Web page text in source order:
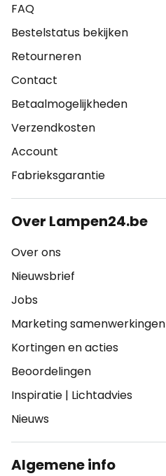
FAQ
Bestelstatus bekijken
Retourneren
Contact
Betaalmogelijkheden
Verzendkosten
Account
Fabrieksgarantie
Over Lampen24.be
Over ons
Nieuwsbrief
Jobs
Marketing samenwerkingen
Kortingen en acties
Beoordelingen
Inspiratie | Lichtadvies
Nieuws
Algemene info